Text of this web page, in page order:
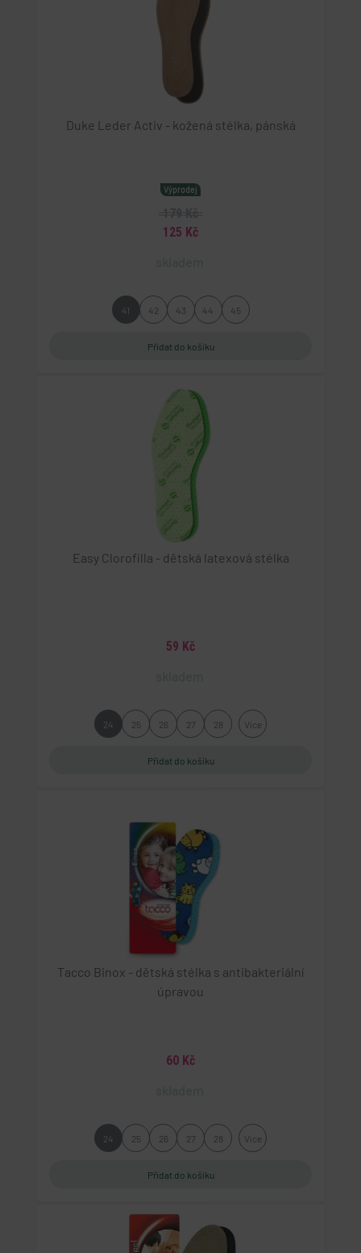
Duke Leder Activ - kožená stélka, pánská
Výprodej
125 Kč
41 42 43 44 45
Easy Clorofilla - dětská latexová stélka
59 Kč
24 25 26 27 28 Více
Tacco Binox - dětská stélka s antibakteriální
úpravou
60 Kč
24 25 26 27 28 Více
15 minut
DoubleClick (kterou vlastní společnost Google), aby